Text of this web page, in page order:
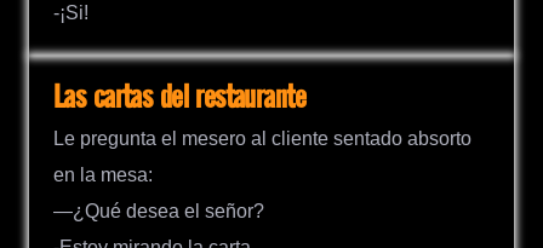
-¡Si!
Las cartas del restaurante
Le pregunta el mesero al cliente sentado absorto
en la mesa:
—¿Qué desea el señor?